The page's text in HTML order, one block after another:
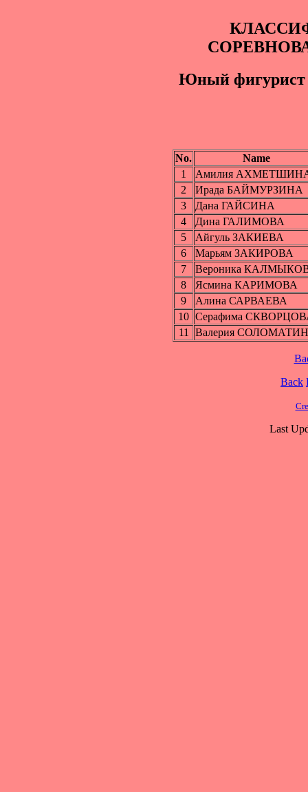
Юный фигyрист
No.
Name
1
Амилия
2
Ирада БАЙМУРЗИНА
3
Дана ГАЙСИНА
4
Дина ГАЛИМОВА
5
Айгуль ЗАКИЕВА
6
Марьям ЗАКИРОВА
7
Вероника
8
Ясмина КАРИМОВА
9
Алина САРВАЕВА
10 Серафима
11 Валерия
Back
Last